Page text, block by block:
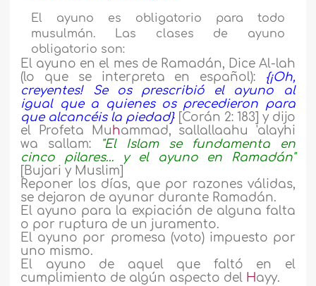
El ayuno es obligatorio para todo
musulmán. Las clases de ayuno
obligatorio son:
El ayuno en el mes de Ramadán, Dice Al-lah
(lo que se interpreta en español):
{¡Oh,
creyentes! Se os prescribió el ayuno al
igual que a quienes os precedieron para
que alcancéis la piedad}
[Corán 2: 183] y dijo
el Profeta Muhammad, sallallaahu 'alayhi
wa sallam:
"El Islam se fundamenta en
cinco pilares… y el ayuno en Ramadán"
[Bujari y Muslim]
Reponer los días, que por razones válidas,
se dejaron de ayunar durante Ramadán.
El ayuno para la expiación de alguna falta
o por ruptura de un juramento.
El ayuno por promesa (voto) impuesto por
uno mismo.
El ayuno de aquel que faltó en el
cumplimiento de algún aspecto del Hayy.